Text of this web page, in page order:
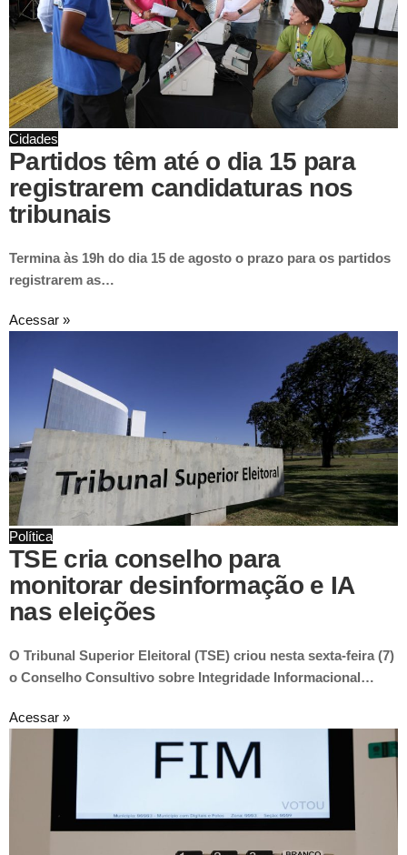
Cidades
Partidos têm até o dia 15 para
registrarem candidaturas nos
tribunais
Termina às 19h do dia 15 de agosto o prazo para os partidos
registrarem as…
Acessar »
Política
TSE cria conselho para
monitorar desinformação e IA
nas eleições
O Tribunal Superior Eleitoral (TSE) criou nesta sexta-feira (7)
o Conselho Consultivo sobre Integridade Informacional…
Acessar »